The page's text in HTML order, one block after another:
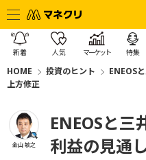
新着 人気 マーケット 特集
HOME 投資のヒント
ENEOS
上方修正
金山 敏之
ENEOSと三
利益の見通